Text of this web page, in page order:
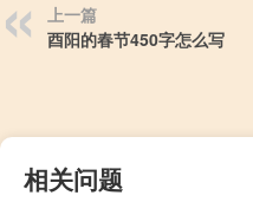
上一篇
酉阳的春节450字怎么写
相关问题